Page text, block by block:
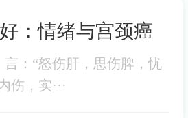
：情绪与宫颈癌
言：“怒伤肝，思伤脾，忧
伤，实···